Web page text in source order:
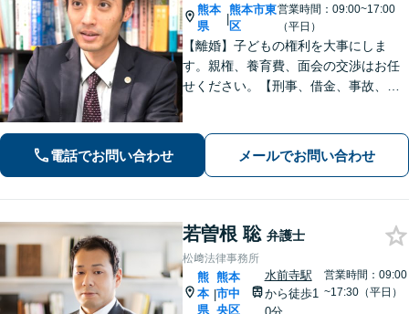
熊本
県
|
熊本市東
区
営業時間：09:00~17:00
（平日）
【離婚】子どもの権利を大事にしま
す。親権、養育費、面会の交渉はお任
せください。【刑事、借金、事故、労
いは豊富な経験あり。
電話でお問い合わせ メールでお問い合わせ
若曽根 聡 弁護士
松﨑法律事務所
熊
本
県
|
熊本
市中
央区
水前寺駅
から徒歩1
営業時間：09:00
~17:30（平日）